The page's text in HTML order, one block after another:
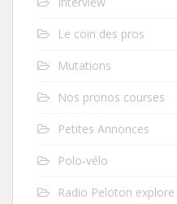
Le coin des pros
Mutations
Nos pronos courses
Petites Annonces
Polo-vélo
Radio Peloton explore